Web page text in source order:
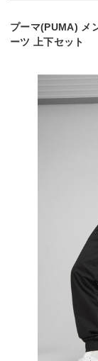
プーマ(PUMA) メ
ーツ 上下セット